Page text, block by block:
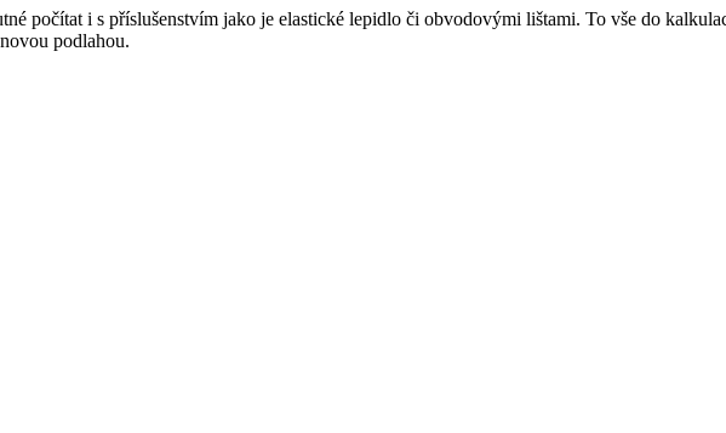
počítat i s příslušenstvím jako je elastické lepidlo či obvodovými lištami. To vše do
podlahou.